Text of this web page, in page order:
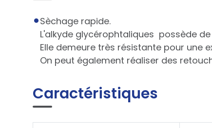
Sèchage rapide.
L'alkyde glycérophtaliques possède
Elle demeure très résistante pour une
On peut également réaliser des
Caractéristiques